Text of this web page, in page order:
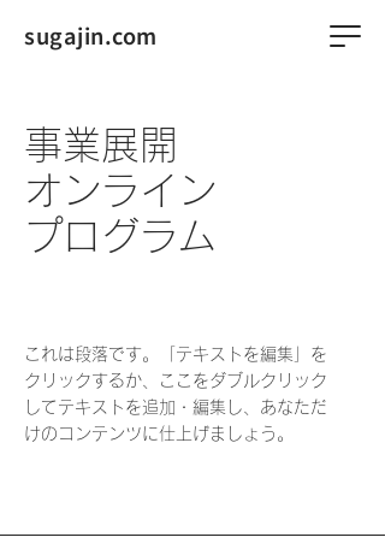
sugajin.com
事業展開
オンライン
プログラム
これは段落です。「テキストを編集」を
クリックするか、ここをダブルクリック
してテキストを追加・編集し、あなただ
けのコンテンツに仕上げましょう。